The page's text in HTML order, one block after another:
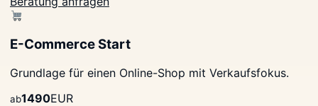
E-Commerce Start
Grundlage für einen Online-Shop mit Verkaufsfokus.
ab1490EUR